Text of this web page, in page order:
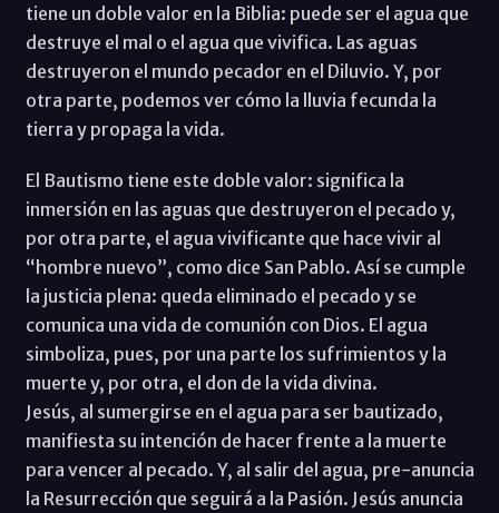
tiene un doble valor en la Biblia: puede ser el agua que
destruye el mal o el agua que vivifica. Las aguas
destruyeron el mundo pecador en el Diluvio. Y, por
otra parte, podemos ver cómo la lluvia fecunda la
tierra y propaga la vida.
El Bautismo tiene este doble valor: significa la
inmersión en las aguas que destruyeron el pecado y,
por otra parte, el agua vivificante que hace vivir al
“hombre nuevo”, como dice San Pablo. Así se cumple
la justicia plena: queda eliminado el pecado y se
comunica una vida de comunión con Dios. El agua
simboliza, pues, por una parte los sufrimientos y la
muerte y, por otra, el don de la vida divina.
Jesús, al sumergirse en el agua para ser bautizado,
manifiesta su intención de hacer frente a la muerte
para vencer al pecado. Y, al salir del agua, pre-anuncia
la Resurrección que seguirá a la Pasión. Jesús anuncia